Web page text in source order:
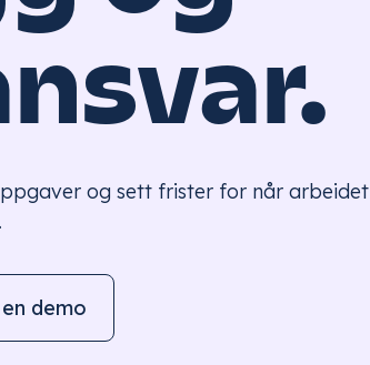
og sett frister for når arbeidet
demo